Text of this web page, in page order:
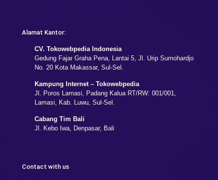
Alamat Kantor:
CV. Tokowebpedia Indonesia
Gedung Fajar Graha Pena, Lantai 5, Jl. Urip Sumohardjo
No. 20 Kota Makassar, Sul-Sel.
Kampung Internet – Tokowebpedia
Jl. Poros Lamasi, Padang Kalua RT/RW: 001/001,
Lamasi, Kab. Luwu, Sul-Sel.
Cabang Tim Bali
Jl. Kebo Iwa, Denpasar, Bali
Contact with us